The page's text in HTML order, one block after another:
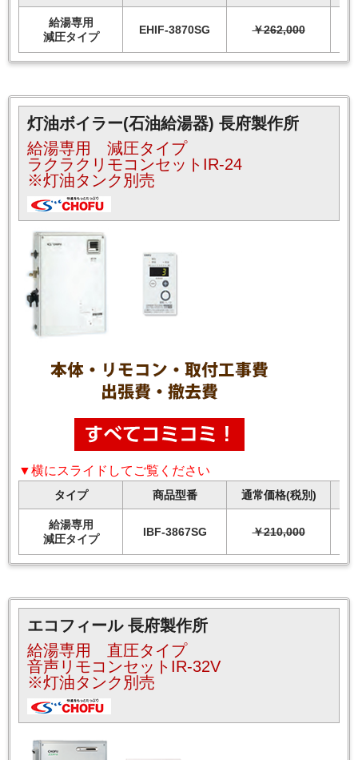
給湯専用
減圧タイプ
EHIF-3870SG ￥262,000
灯油ボイラー(石油給湯器) 長府製作所
給湯専用 減圧タイプ
ラクラクリモコンセットIR-24
※灯油タンク別売
▼横にスライドしてご覧ください
タイプ 商品型番 通常価格(税別)
給湯専用
減圧タイプ
IBF-3867SG ￥210,000
エコフィール 長府製作所
給湯専用 直圧タイプ
音声リモコンセットIR-32V
※灯油タンク別売